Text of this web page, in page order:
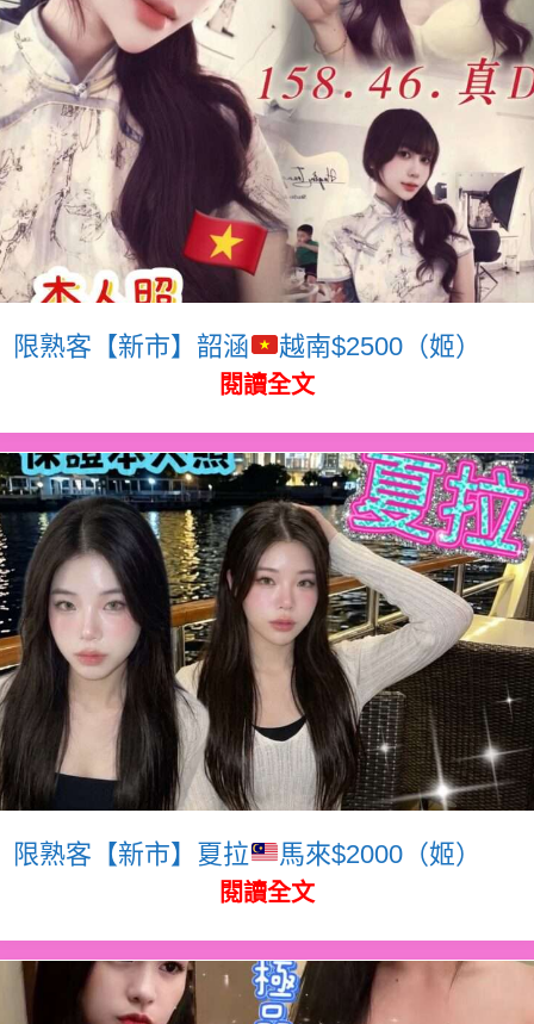
限熟客【新市】韶涵 越南$2500（姬）
閱讀全文
限熟客【新市】夏拉 馬來$2000（姬）
閱讀全文